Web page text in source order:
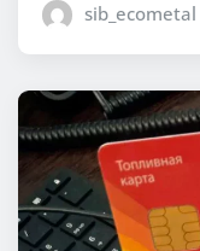
sib_ecometal